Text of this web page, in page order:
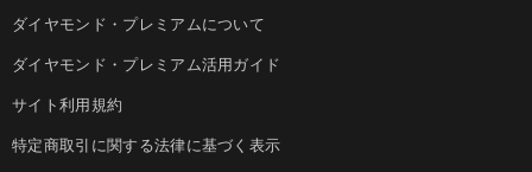
ダイヤモンド・プレミアムについて
ダイヤモンド・プレミアム活用ガイド
サイト利用規約
特定商取引に関する法律に基づく表示